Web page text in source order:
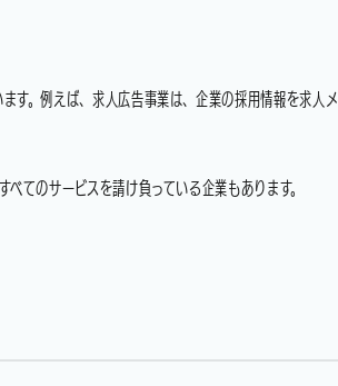
す。例えば、求人広告事業は、企業の採用情報を求人メ
てのサービスを請け負っている企業もあります。